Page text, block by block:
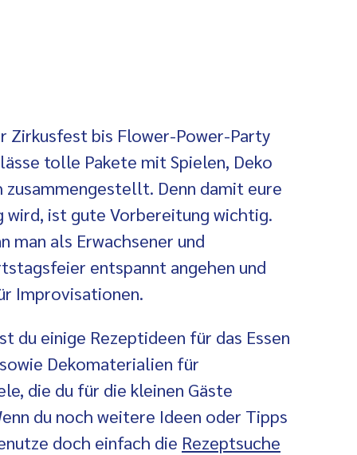
Zirkusfest bis Flower-Power-Party
tolle Pakete mit Spielen, Deko
zusammengestellt. Denn damit eure
wird, ist gute Vorbereitung wichtig.
man als Erwachsener und
entspannt angehen und
Improvisationen.
du einige Rezeptideen für das Essen
Dekomaterialien für
die du für die kleinen Gäste
du noch weitere Ideen oder Tipps
doch einfach die Rezeptsuche